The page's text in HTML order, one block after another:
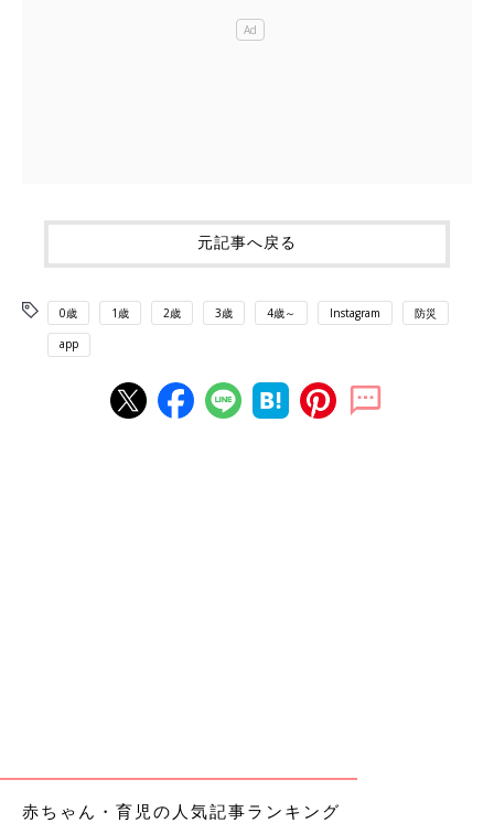
元記事へ戻る
0歳 1歳 2歳 3歳 4歳～ Instagram 防災
app
赤ちゃん・育児の人気記事ランキング